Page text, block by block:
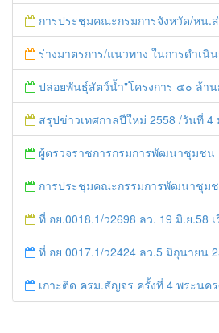
การประชุมคณะกรมการจังหวัด/หน.ส่วนราชการประจำเดือน มิถุนา
ร่างมาตรการ/แนวทาง ในการดำเนินการประกอบการตรวจราชการแบบ
ปล่อยพันธุ์สัตว์น้ำ"โครงการ ๕๐ ล้านกุ้ง/ปลา ฟื้นชีวิตใหม่ให้
สรุปข่าวเทศกาลปีใหม่ 2558 /วันที่ 4
ผู้ตรวจราชการกรมการพัฒนาชุมชน คัดเลือกข้าราชการและลูกจ้างดีเด่น และหน่วยงานพัฒนาชุมชนใสสะอาด ป
การประชุมคณะกรรมการพัฒนาชุมชนในพื้นที่รอบโรงไฟฟ้า (คพรฟ.) ครั้งที่ 2/2558 กองทุนพัฒนาไฟฟ้าบริษัท โร
ที่ อย.0018.1/ว2698 ลว. 19 มิ.ย.58 เรื่อง การแก้ไขปัญหาหนี้สินให้แ
ที่ อย 0017.1/ว2424 ลว.5 มิถุนายน 2558 เรื่อง แจ้งกำหนดตรวจประเมินและให้คะแนนหน่วยงานที่สมัครเข้าร่วมโครงการพัฒนาหน่วยงานต้นแบบในการจัดตั้งศูนย์ข้อมูลข่าวสารของราชการฯ ประจำ
เกาะติด ครม.สัญจร ครั้งที่ 4 พระนครศรีอยุธยา วันที่ 18 - 19